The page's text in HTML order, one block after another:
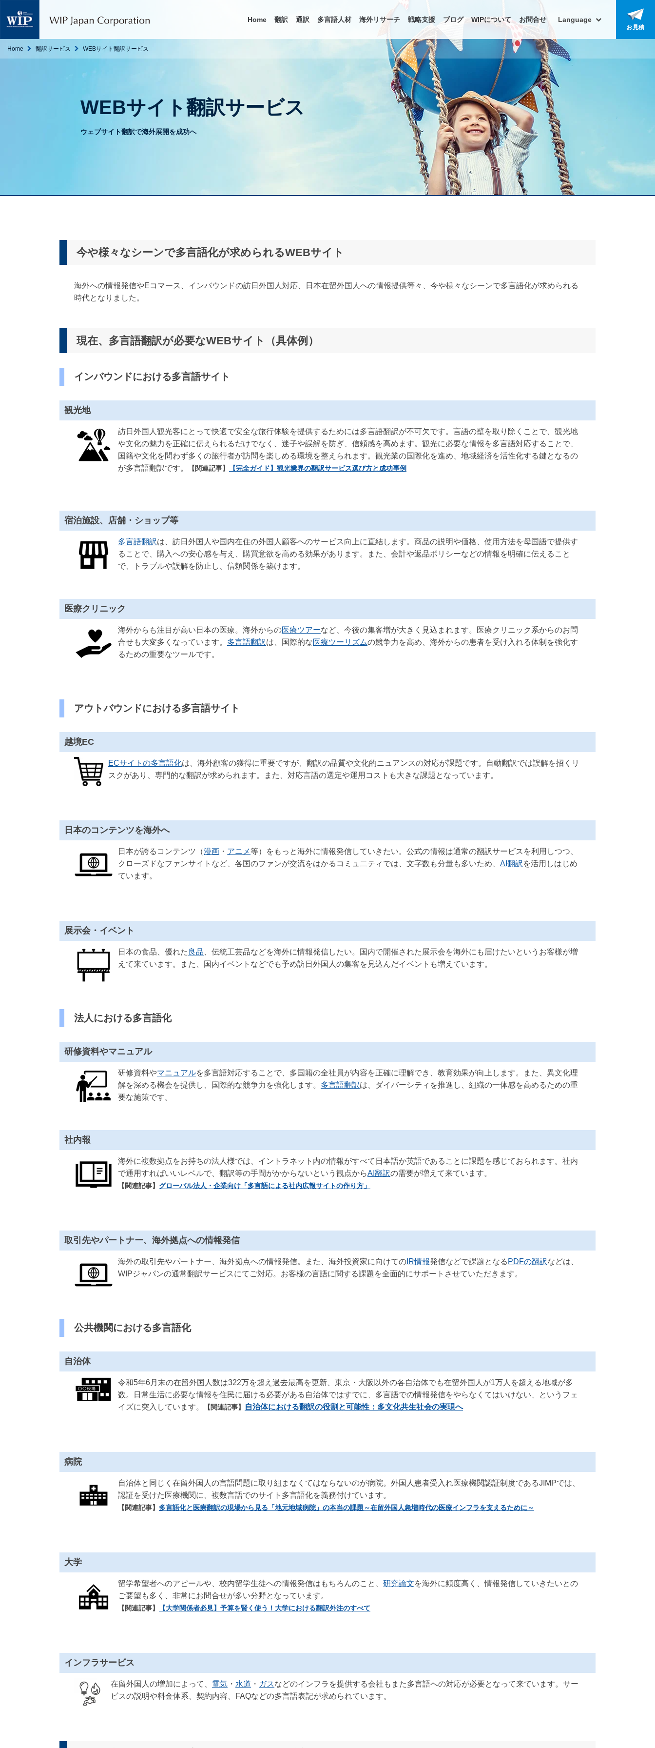
P
・
通
訳
多
3
語
・
国
対
応
）
Home 翻訳 通訳 多言語人材 海外リサーチ 戦略支援 ブログ WIPについて お問合せ Language
お見積
Home 翻訳サービス WEBサイト翻訳サービス
WEBサイト翻訳サービス
ウェブサイト翻訳で海外展開を成功へ
今や様々なシーンで多言語化が求められるWEBサイト
海外への情報発信やEコマース、インバウンドの訪日外国人対応、日本在留外国人への情報提供等々、今や様々なシーンで多言語化が求められる
時代となりました。
現在、多言語翻訳が必要なWEBサイト（具体例）
インバウンドにおける多言語サイト
観光地
訪日外国人観光客にとって快適で安全な旅行体験を提供するためには多言語翻訳が不可欠です。言語の壁を取り除くことで、観光地
や文化の魅力を正確に伝えられるだけでなく、迷子や誤解を防ぎ、信頼感を高めます。観光に必要な情報を多言語対応することで、
国籍や文化を問わず多くの旅行者が訪問を楽しめる環境を整えられます。観光業の国際化を進め、地域経済を活性化する鍵となるの
が多言語翻訳です。
【関連記事】 【完全ガイド】観光業界の翻訳サービス選び方と成功事例
宿泊施設、店舗・ショップ等
多言語翻訳は 、訪日外国人や国内在住の外国人顧客へのサービス向上に直結します。商品の説明や価格、使用方法を母国語で提供す
ることで、購入への安心感を与え、購買意欲を高める効果があります。また、会計や返品ポリシーなどの情報を明確に伝えること
で、トラブルや誤解を防止し、信頼関係を築けます。
医療クリニック
海外からも注目が高い日本の医療。海外からの医療ツアーなど、今後の集客増が大きく見込まれます。医療クリニック系からのお問
合せも大変多くなっています。 多言語翻訳は、国際的な医療ツーリズムの競争力を高め、海外からの患者を受け入れる体制を強化す
るための重要なツールです。
アウトバウンドにおける多言語サイト
越境EC
ECサイトの多言語化は、海外顧客の獲得に重要ですが、翻訳の品質や文化的ニュアンスの対応が課題です。自動翻訳では誤解を招くリ
スクがあり、専門的な翻訳が求められます。また、対応言語の選定や運用コストも大きな課題となっています。
日本のコンテンツを海外へ
日本が誇るコンテンツ（漫画 ・ アニメ等）をもっと海外に情報発信していきたい。公式の情報は通常の翻訳サービスを利用しつつ、
クローズドなファンサイトなど、各国のファンが交流をはかるコミュ二ティでは、文字数も分量も多いため、 AI翻訳 を活用しはじめ
ています。
展示会・イベント
日本の食品、優れた 良品 、伝統工芸品などを海外に情報発信したい。国内で開催された展示会を海外にも届けたいというお客様が増
えて来ています。また、国内イベントなどでも予め訪日外国人の集客を見込んだイベントも増えています。
法人における多言語化
研修資料やマニュアル
研修資料やマニュアルを多言語対応することで、多国籍の全社員が内容を正確に理解でき、教育効果が向上します。また、異文化理
解を深める機会を提供し、国際的な競争力を強化します。 多言語翻訳は、ダイバーシティを推進し、組織の一体感を高めるための重
要な施策です。
社内報
海外に複数拠点をお持ちの法人様では、イントラネット内の情報がすべて日本語か英語であることに課題を感じておられます。社内
で通用すればいいレベルで、翻訳等の手間がかからないという観点からAI翻訳の需要が増えて来ています。
【関連記事】 グローバル法人・企業向け「多言語による社内広報サイトの作り方」
取引先やパートナー、海外拠点への情報発信
海外の取引先やパートナー、海外拠点への情報発信。また、海外投資家に向けての IR情報発信などで課題となる PDFの翻訳などは、
WIPジャパンの通常翻訳サービスにてご対応。お客様の言語に関する課題を全面的にサポートさせていただきます。
公共機関における多言語化
自治体
令和5年6月末の在留外国人数は322万を超え過去最高を更新、東京・大阪以外の各自治体でも在留外国人が1万人を超える地域が多
数。日常生活に必要な情報を住民に届ける必要がある自治体ではすでに、多言語での情報発信をやらなくてはいけない、というフェ
イズに突入しています。
【関連記事】 自治体における翻訳の役割と可能性：多文化共生社会の実現へ
病院
自治体と同じく在留外国人の言語問題に取り組まなくてはならないのが病院。外国人患者受入れ医療機関認証制度であるJIMPでは、
認証を受けた医療機関に、複数言語でのサイト多言語化を義務付けています。
【関連記事】 多言語化と医療翻訳の現場から見る「地元地域病院」の本当の課題～在留外国人急増時代の医療インフラを支えるために～
大学
留学希望者へのアピールや、校内留学生徒への情報発信はもちろんのこと、 研究論文を海外に頻度高く、情報発信していきたいとの
ご要望も多く、非常にお問合せが多い分野となっています。
【関連記事】 【大学関係者必見】予算を賢く使う！大学における翻訳外注のすべて
インフラサービス
在留外国人の増加によって、 電気 ・ 水道 ・ ガスなどのインフラを提供する会社もまた多言語への対応が必要となって来ています。サー
ビスの説明や料金体系、契約内容、FAQなどの多言語表記が求められています。